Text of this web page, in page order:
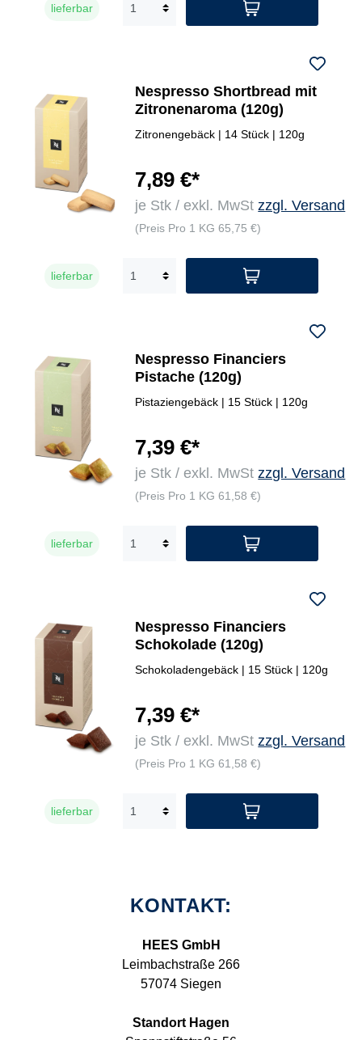
lieferbar
Nespresso Shortbread mit
Zitronenaroma (120g)
Zitronengebäck | 14 Stück | 120g
7,89 €*
je Stk / exkl. MwStzzgl. Versand
(Preis Pro 1 KG 65,75 €)
lieferbar
Nespresso Financiers
Pistache (120g)
Pistaziengebäck | 15 Stück | 120g
7,39 €*
je Stk / exkl. MwStzzgl. Versand
(Preis Pro 1 KG 61,58 €)
lieferbar
Nespresso Financiers
Schokolade (120g)
Schokoladengebäck | 15 Stück | 120g
7,39 €*
je Stk / exkl. MwStzzgl. Versand
(Preis Pro 1 KG 61,58 €)
lieferbar
KONTAKT:
HEES GmbH
Leimbachstraße 266
57074 Siegen
Standort Hagen